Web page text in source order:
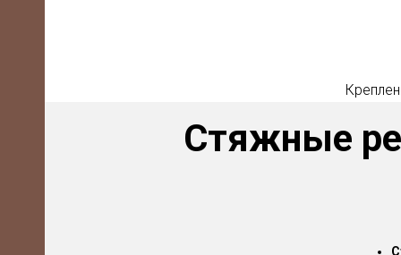
Стяжные